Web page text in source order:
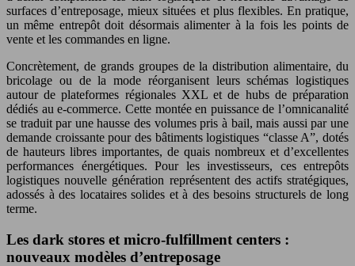
surfaces d’entreposage, mieux situées et plus flexibles. En pratique,
un même entrepôt doit désormais alimenter à la fois les points de
vente et les commandes en ligne.
Concrètement, de grands groupes de la distribution alimentaire, du
bricolage ou de la mode réorganisent leurs schémas logistiques
autour de plateformes régionales XXL et de hubs de préparation
dédiés au e-commerce. Cette montée en puissance de l’omnicanalité
se traduit par une hausse des volumes pris à bail, mais aussi par une
demande croissante pour des bâtiments logistiques “classe A”, dotés
de hauteurs libres importantes, de quais nombreux et d’excellentes
performances énergétiques. Pour les investisseurs, ces entrepôts
logistiques nouvelle génération représentent des actifs stratégiques,
adossés à des locataires solides et à des besoins structurels de long
terme.
Les dark stores et micro-fulfillment centers :
nouveaux modèles d’entreposage